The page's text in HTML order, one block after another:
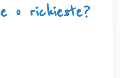
o richieste?